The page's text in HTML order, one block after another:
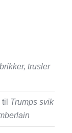
trusler
til Trumps svik